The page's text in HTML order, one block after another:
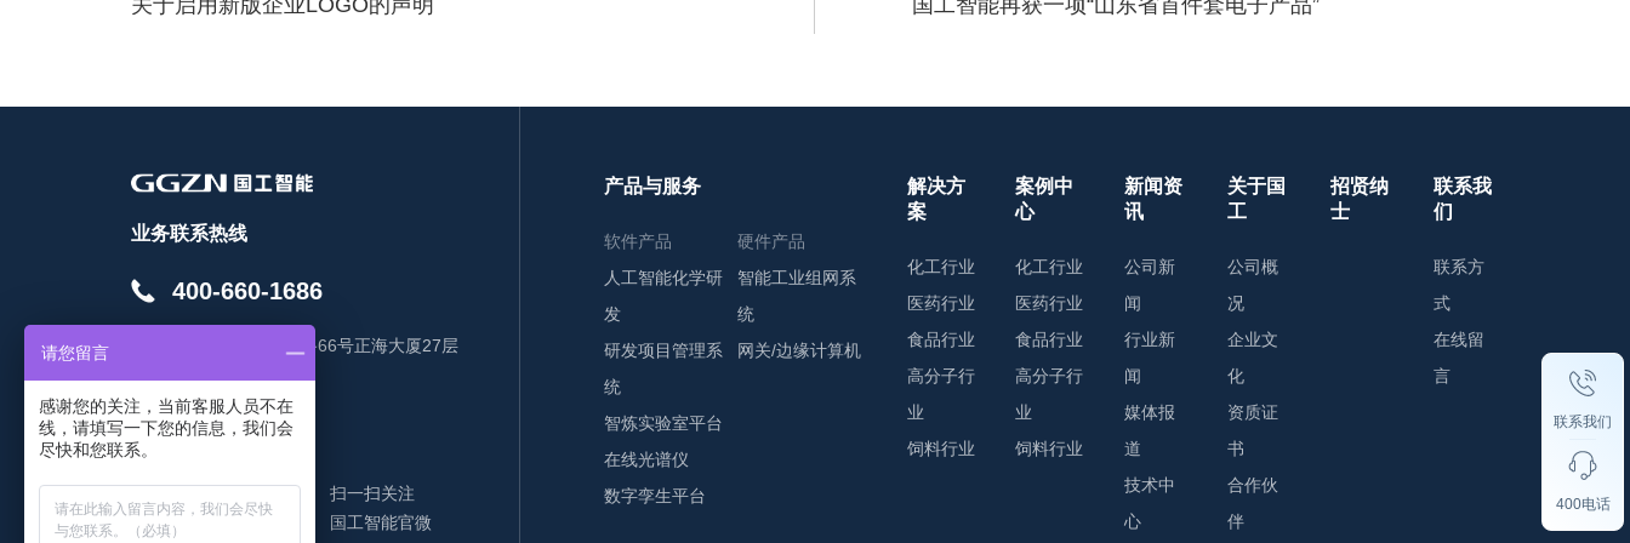
关于启用新版企业LOGO的声明 国工智能再获一项“山东省首件套电子产品”
联系我们
400电话
业务联系热线
400-660-1686
烟台开发区珠江路66号正海大厦27层
EMAIL：
扫一扫关注
国工智能官微
产品与服务
软件产品
人工智能化学研
发
研发项目管理系
统
智炼实验室平台
在线光谱仪
数字孪生平台
硬件产品
智能工业组网系
统
网关/边缘计算机
解决方
案
化工行业
医药行业
食品行业
高分子行
业
饲料行业
案例中
心
化工行业
医药行业
食品行业
高分子行
业
饲料行业
新闻资
讯
公司新
闻
行业新
闻
媒体报
道
技术中
心
关于国
工
公司概
况
企业文
化
资质证
书
合作伙
伴
招贤纳
士
联系我
们
联系方
式
在线留
言
请您留言
感谢您的关注，当前客服人员不在
线，请填写一下您的信息，我们会
尽快和您联系。